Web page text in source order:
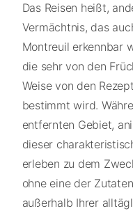
Das Reisen heißt,
Vermächtnis, das
Montreuil erkennbar
die sehr von den
Weise von den
bestimmt wird.
entfernten Gebiet,
dieser
erleben zu dem
ohne eine der
außerhalb Ihrer